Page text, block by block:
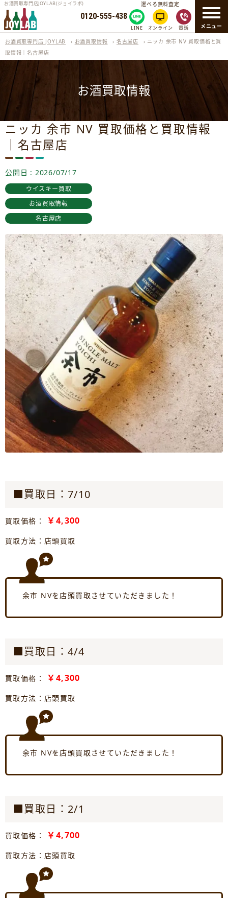
メニュー
お酒買取専門店JOYLAB(ジョイラボ)
0120-555-438
選べる無料査定
LINE オンライン 電話
お酒買取専門店 JOYLAB › お酒買取情報 › 名古屋店 › ニッカ 余市 NV 買取価格と買
取情報｜名古屋店
お酒買取情報
ニッカ 余市 NV 買取価格と買取情報
｜名古屋店
公開日 : 2026/07/17
ウイスキー買取
お酒買取情報
名古屋店
■買取日：7/10
買取価格： ￥4,300
買取方法：店頭買取
余市 NVを店頭買取させていただきました！
■買取日：4/4
買取価格： ￥4,300
買取方法：店頭買取
余市 NVを店頭買取させていただきました！
■買取日：2/1
買取価格： ￥4,700
買取方法：店頭買取